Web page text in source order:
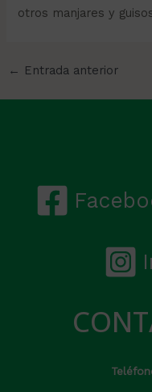
otros manjares y
← Entrada anterior